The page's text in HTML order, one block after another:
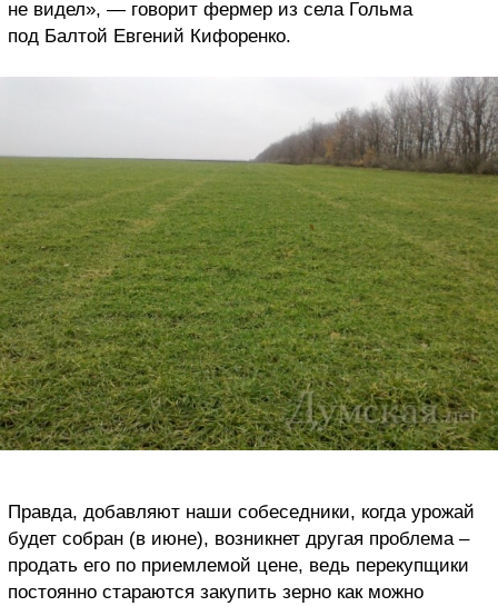
не видел», — говорит фермер из села Гольма
под Балтой Евгений Кифоренко.
Правда, добавляют наши собеседники, когда урожай
будет собран (в июне), возникнет другая проблема –
продать его по приемлемой цене, ведь перекупщики
постоянно стараются закупить зерно как можно